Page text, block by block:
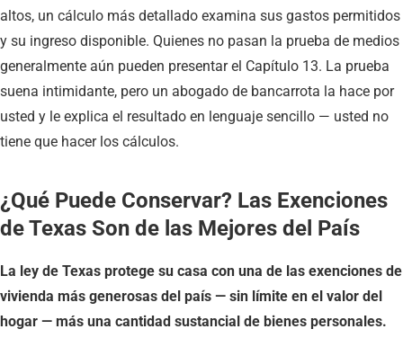
altos, un cálculo más detallado examina sus gastos permitidos
y su ingreso disponible. Quienes no pasan la prueba de medios
generalmente aún pueden presentar el Capítulo 13. La prueba
suena intimidante, pero un abogado de bancarrota la hace por
usted y le explica el resultado en lenguaje sencillo — usted no
tiene que hacer los cálculos.
¿Qué Puede Conservar? Las Exenciones
de Texas Son de las Mejores del País
La ley de Texas protege su casa con una de las exenciones de
vivienda más generosas del país — sin límite en el valor del
hogar — más una cantidad sustancial de bienes personales.